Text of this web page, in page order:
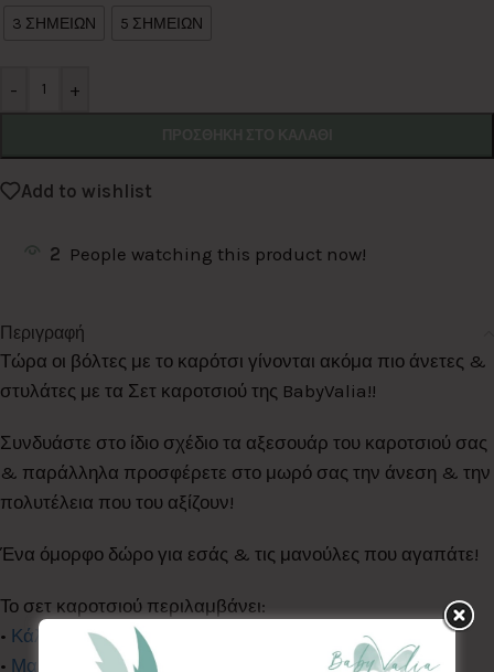
3 ΣΗΜΕΙΩΝ 5 ΣΗΜΕΙΩΝ
- +
Add to wishlist
2 People watching this product now!
Περιγραφή
Τώρα οι βόλτες με το καρότσι γίνονται ακόμα πιο άνετες &
στυλάτες με τα Σετ καροτσιού της BabyValia!!
Συνδυάστε στο ίδιο σχέδιο τα αξεσουάρ του καροτσιού σας
& παράλληλα προσφέρετε στο μωρό σας την άνεση & την
πολυτέλεια που του αξίζουν!
Ένα όμορφο δώρο για εσάς & τις μανούλες που αγαπάτε!
Το σετ καροτσιού περιλαμβάνει:
• Κάλυμμα Καροτσιού
• Μαξιλαράκι Butterfly